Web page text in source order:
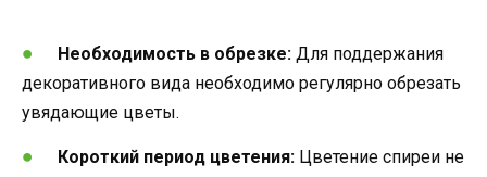
Необходимость в обрезке: Для поддержания
декоративного вида необходимо регулярно обрезать
увядающие цветы.
Короткий период цветения: Цветение спиреи не